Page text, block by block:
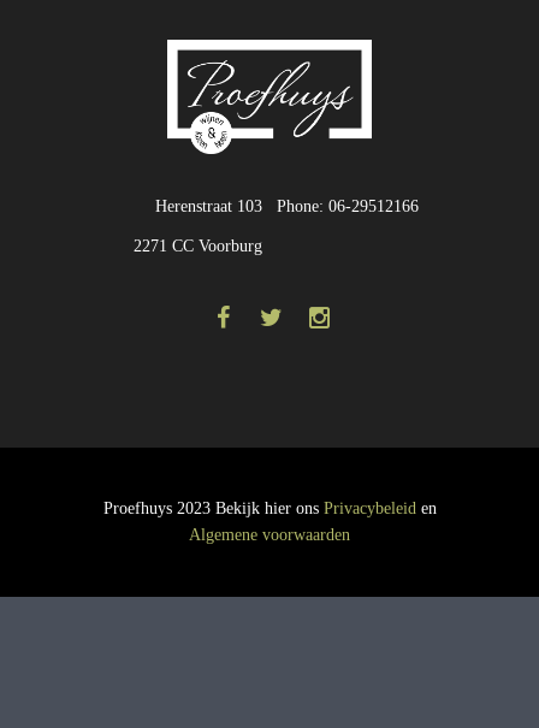
Phone: 06-29512166
Herenstraat 103
2271 CC Voorburg
Proefhuys 2023 Bekijk hier ons Privacybeleid en
Algemene voorwaarden